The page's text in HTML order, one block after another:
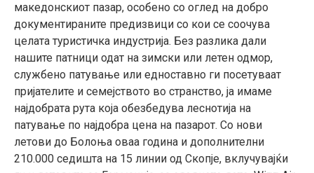
македонскиот пазар, особено со оглед на добро
документираните предизвици со кои се соочува
целата туристичка индустрија. Без разлика дали
нашите патници одат на зимски или летен одмор,
службено патување или едноставно ги посетуваат
пријателите и семејството во странство, ја имаме
најдобрата рута која обезбедува леснотија на
патување по најдобра цена на пазарот. Со нови
летови до Болоња оваа година и дополнителни
210.000 седишта на 15 линии од Скопје, вклучувајќи